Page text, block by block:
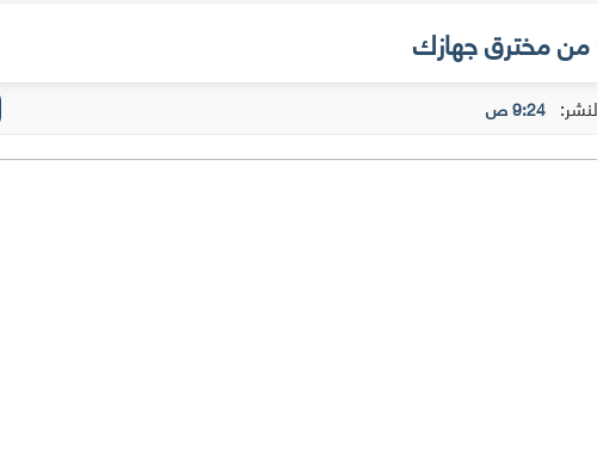
9:24 ص